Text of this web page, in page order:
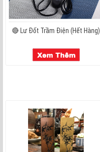
🔴 Lư Đốt Trầm Điện (hết Hàng)